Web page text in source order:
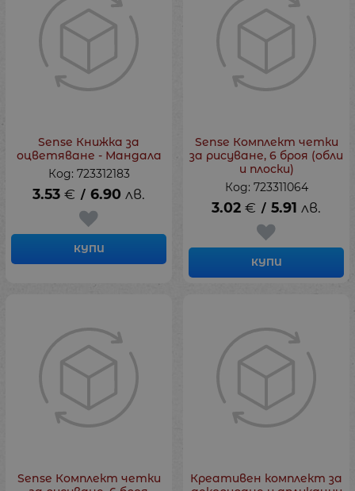
Sense Книжка за
оцветяване - Мандала
Код: 723312183
3.53 € / 6.90 лв.
КУПИ
Sense Комплект четки
за рисуване, 6 броя (обли
и плоски)
Код: 723311064
3.02 € / 5.91 лв.
КУПИ
Sense Комплект четки
Креативен комплект за